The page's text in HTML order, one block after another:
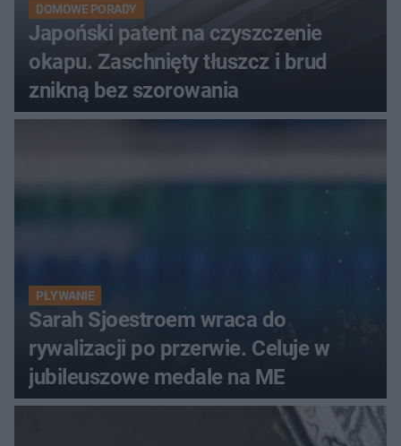
DOMOWE PORADY
Japoński patent na czyszczenie
okapu. Zaschnięty tłuszcz i brud
znikną bez szorowania
PŁYWANIE
Sarah Sjoestroem wraca do
rywalizacji po przerwie. Celuje w
jubileuszowe medale na ME